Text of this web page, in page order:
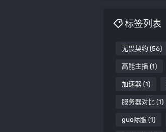
标签列表
无畏契约 (56)
高能主播 (1)
加速器 (1)
服务器对比 (1)
guo际服 (1)